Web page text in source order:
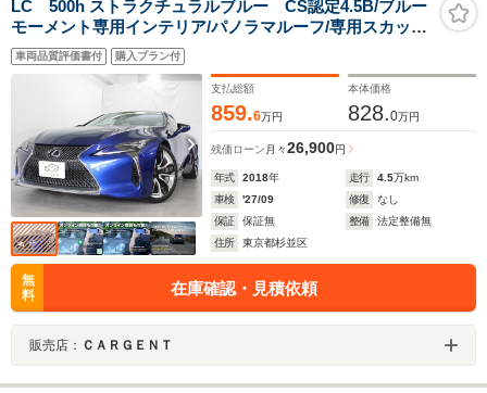
LC 500h ストラクチュラルブルー CS認定4.5B/ブルー
モーメント専用インテリア/パノラマルーフ/専用スカッフ
プレート/21インチAW/3眼LED/マークレビンソン/HUD/ス
テアヒーター/シートヒーター&クーラー/純正ナビ/地デジ
TV/LEXUSセーフティシステム+
車両品質評価書付 購入プラン付
支払総額
859.6万円
本体価格
828.0万円
残価ローン 月々26,900円
年式 2018年 走行 4.5万km
車検
'27/09 修復
なし
保証
保証無 整備
法定整備無
住所
東京都杉並区
無
料
在庫確認・見積依頼
販売店： ＣＡＲＧＥＮＴ